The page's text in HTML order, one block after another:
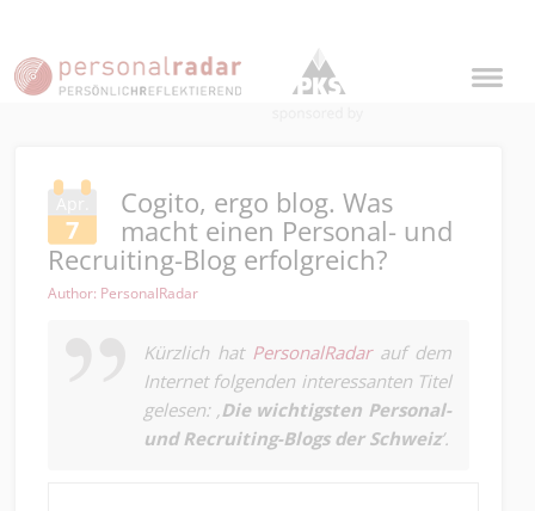
Apr.
7
Cogito, ergo blog. Was
macht einen Personal- und
Recruiting-Blog erfolgreich?
Author: PersonalRadar
Kürzlich hat PersonalRadarauf dem
Internet folgenden interessanten Titel
gelesen: ‚Die wichtigsten Personal-
und Recruiting-Blogs der Schweiz’.